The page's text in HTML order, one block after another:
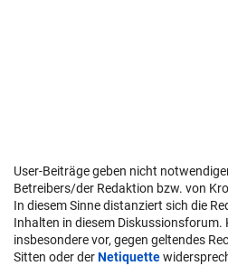
User-Beiträge geben nicht
Betreibers/der Redaktion bzw. von
In diesem Sinne distanziert sich die
Inhalten in diesem Diskussionsforum.
insbesondere vor, gegen geltendes
Sitten oder derNetiquette